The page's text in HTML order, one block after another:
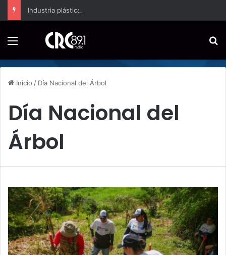
Industria plástica se suma a la economía circular
Inicio / Día Nacional del Árbol
Día Nacional del
Árbol